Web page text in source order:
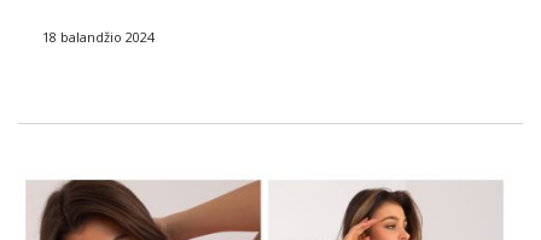
medžiagų ir dizaino įvairovę. Tiek pavasario-vasaros sezono
18 balandžio 2024